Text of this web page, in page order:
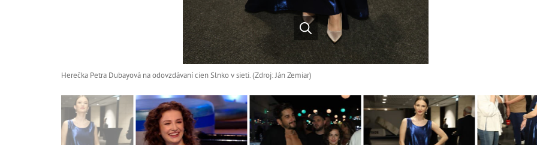
Herečka Petra Dubayová na odovzdávaní cien Slnko v sieti. (Zdroj: Ján Zemiar)